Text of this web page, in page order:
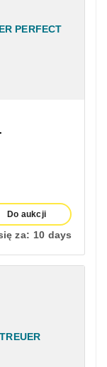
Do aukcji
za: 10 days